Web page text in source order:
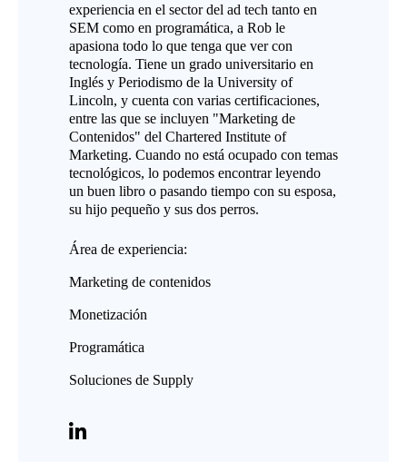
experiencia en el sector del ad tech tanto en
SEM como en programática, a Rob le
apasiona todo lo que tenga que ver con
tecnología. Tiene un grado universitario en
Inglés y Periodismo de la University of
Lincoln, y cuenta con varias certificaciones,
entre las que se incluyen "Marketing de
Contenidos" del Chartered Institute of
Marketing. Cuando no está ocupado con temas
tecnológicos, lo podemos encontrar leyendo
un buen libro o pasando tiempo con su esposa,
su hijo pequeño y sus dos perros.
Área de experiencia:
Marketing de contenidos
Monetización
Programática
Soluciones de Supply